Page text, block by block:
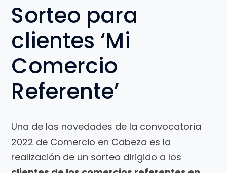
Sorteo para
clientes ‘Mi
Comercio
Referente’
Una de las novedades de la convocatoria
2022 de Comercio en Cabeza es la
realización de un sorteo dirigido a los